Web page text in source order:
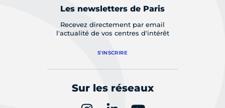
Les newsletters de Paris
Recevez directement par email
l'actualité de vos centres d'intérêt
S'INSCRIRE
Sur les réseaux